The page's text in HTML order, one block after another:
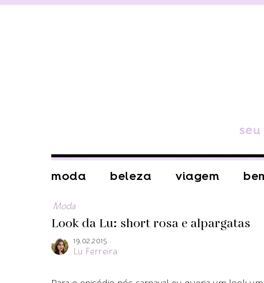
moda beleza viagem
Moda
Look da Lu: short rosa e alpargatas
19.02.2015
Lu Ferreira